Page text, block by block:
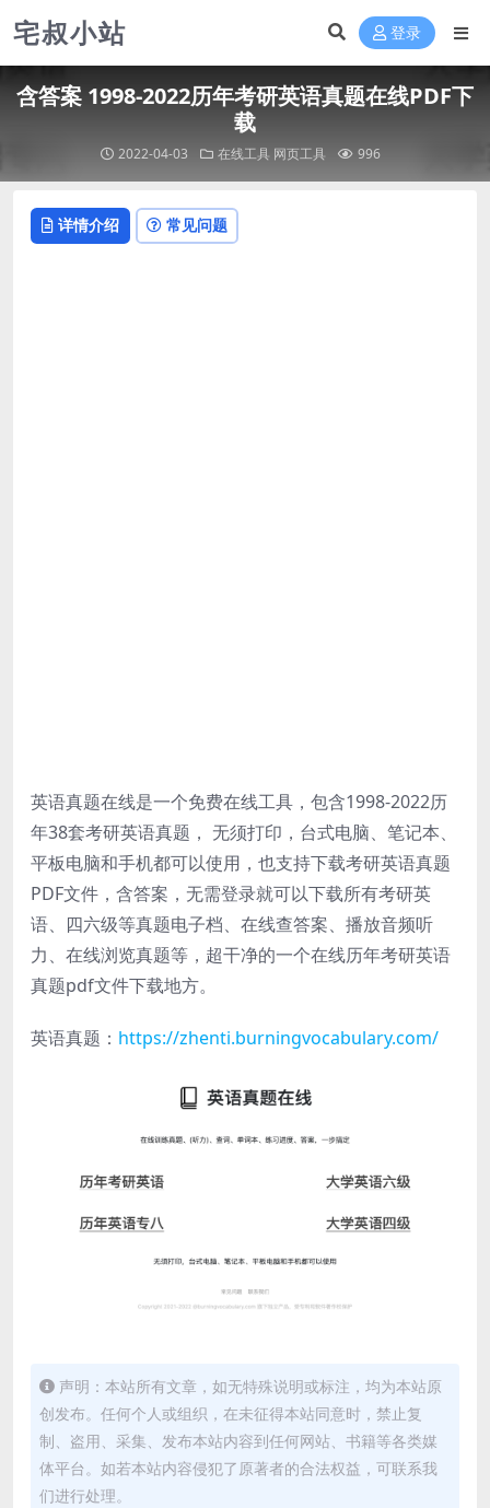
宅叔小站 登录
含答案 1998-2022历年考研英语真题在线PDF下
载
2022-04-03 在线工具 网页工具 996
详情介绍 常见问题
英语真题在线是一个免费在线工具，包含1998-2022历
年38套考研英语真题， 无须打印，台式电脑、笔记本、
平板电脑和手机都可以使用，也支持下载考研英语真题
PDF文件，含答案，无需登录就可以下载所有考研英
语、四六级等真题电子档、在线查答案、播放音频听
力、在线浏览真题等，超干净的一个在线历年考研英语
真题pdf文件下载地方。
英语真题： https://zhenti.burningvocabulary.com/
声明：本站所有文章，如无特殊说明或标注，均为本站原
创发布。任何个人或组织，在未征得本站同意时，禁止复
制、盗用、采集、发布本站内容到任何网站、书籍等各类媒
体平台。如若本站内容侵犯了原著者的合法权益，可联系我
们进行处理。